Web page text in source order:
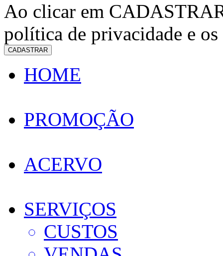
Ao clicar em
política de privacidade e os
CADASTRAR
HOME
PROMOÇÃO
ACERVO
SERVIÇOS
CUSTOS